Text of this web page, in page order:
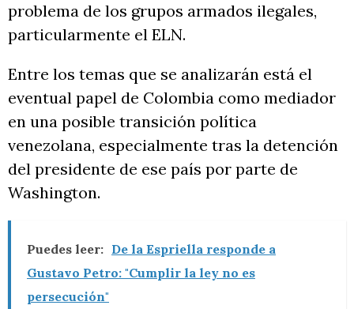
problema de los grupos armados ilegales,
particularmente el ELN.
Entre los temas que se analizarán está el
eventual papel de Colombia como mediador
en una posible transición política
venezolana, especialmente tras la detención
del presidente de ese país por parte de
Washington.
Puedes leer: De la Espriella responde a
Gustavo Petro: "Cumplir la ley no es
persecución"